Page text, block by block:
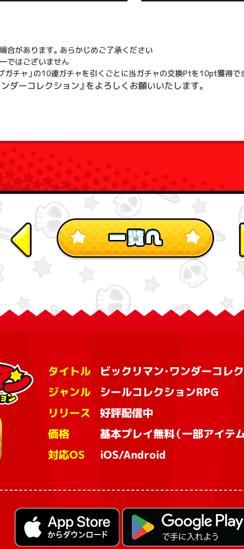
合があります。あらかじめご了承ください
ではございません
ガチャ」の10連ガチャを引くごとに当ガチャの交換Ptを10pt獲得で
ダーコレクション』をよろしくお願いいたします。
タイトル ビックリマン・ワンダーコレ
ジャンル シールコレクションRPG
リリース 好評配信中
価格 基本プレイ無料（一部アイテ
対応OS iOS/Android